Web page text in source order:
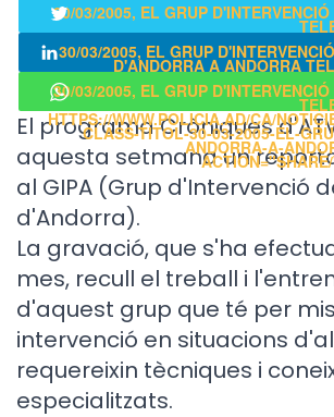
30/03/2005, EL GRUP
HTTPS://WWW.POLICIA.AD/CA/
CLASS-TITOL-30-03-2005-EL-
ANDORRA-A-ANDORRA-
30/03/2005, EL GRUP
D'ANDORRA A ANDORRA
CLASS="POPUP">
30/03/2005, EL GRUP
HTTPS://WWW.POLICIA.AD/CA/
CLASS-TITOL-30-03-2005-EL-
ANDORRA-A-
El programa Cròniques
aquesta setmana un
al GIPA (Grup d'Intervenció
d'Andorra).
La gravació, que s'ha
mes, recull el treball i
d'aquest grup que té per
intervenció en situacions
requereixin tècniques i
especialitzats.